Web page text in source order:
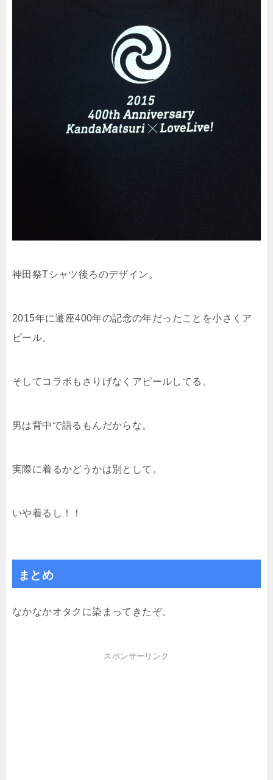
神田祭Tシャツ後ろのデザイン。
2015年に遷座400年の記念の年だったことを小さくア
ピール。
そしてコラボもさりげなくアピールしてる。
男は背中で語るもんだからな。
実際に着るかどうかは別として。
いや着るし！！
まとめ
なかなかオタクに染まってきたぞ。
スポンサーリンク